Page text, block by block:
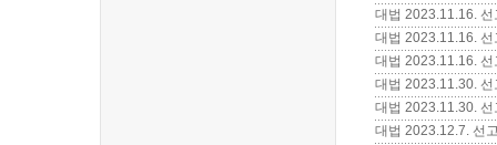
대법 2023.11.16.
대법 2023.11.16.
대법 2023.11.16.
대법 2023.11.30.
대법 2023.11.30.
대법 2023.12.7. 선